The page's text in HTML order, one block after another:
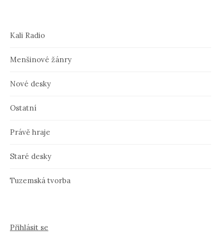
Kali Radio
Menšinové žánry
Nové desky
Ostatní
Právě hraje
Staré desky
Tuzemská tvorba
Přihlásit se